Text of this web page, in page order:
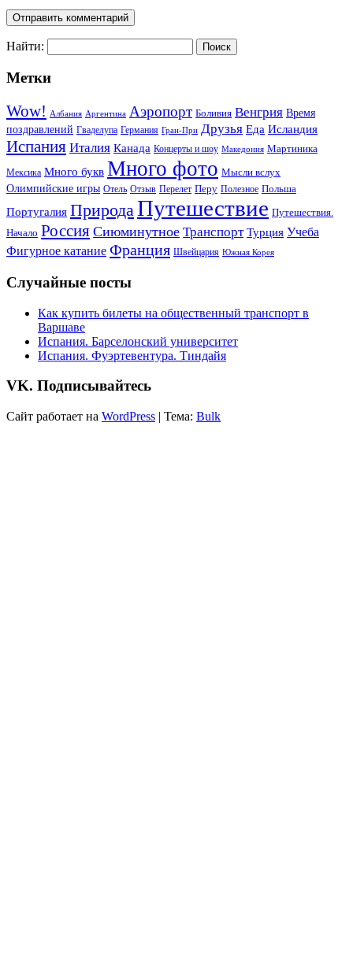
Найти:
Метки
Wow! Албания Аргентина Аэропорт Боливия Венгрия Время
поздравлений Гваделупа Германия Гран-При Друзья Еда Исландия
Испания Италия Канада Концерты и шоу Македония Мартиника
Мексика Много букв Много фото Мысли вслух
Олимпийские игры Отель Отзыв Перелет Перу Полезное Польша
Португалия ПриродаПутешествие Путешествия.
Начало Россия Сиюминутное Транспорт Турция Учеба
Фигурное катание Франция Швейцария Южная Корея
Случайные посты
Как купить билеты на общественный транспорт в
Варшаве
Испания. Барселонский университет
Испания. Фуэртевентура. Тиндайя
VK. Подписывайтесь
Сайт работает на WordPress | Тема: Bulk